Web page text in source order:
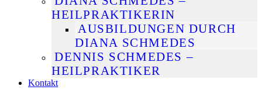
HEILPRAKTIKERIN
AUSBILDUNGEN DURCH
DIANA SCHMEDES
DENNIS SCHMEDES –
HEILPRAKTIKER
Kontakt